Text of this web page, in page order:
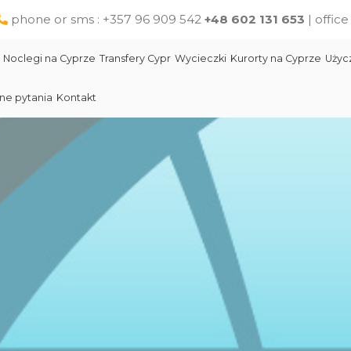
phone or sms : +357 96 909 542 +48 602 131 653 | office
Noclegi na Cyprze Transfery Cypr Wycieczki
Wycieczki jednodniowe na Cyprze z Pafos
Wycieczki z Larnaki
Wycieczki z Protaras
Kurorty na Cyprze
Limassol
Słynni ludzie Cypru
Restauracje na Cyprze
Pomoc na Cyprze dla polskich turystów
Lokalne produkty na Cyprze
Cypr Atrakcje
Cypr - Państwo
Skała Afodyty
Skała Afodyty
Lara Beach Plaża
pytania Kontakt